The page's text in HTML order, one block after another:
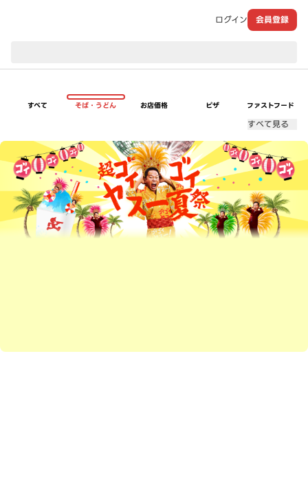
ログイン 会員登録
すべて そば・うどん お店価格 ピザ ファストフード
すべて見る
超ゴイゴイヤスー夏祭